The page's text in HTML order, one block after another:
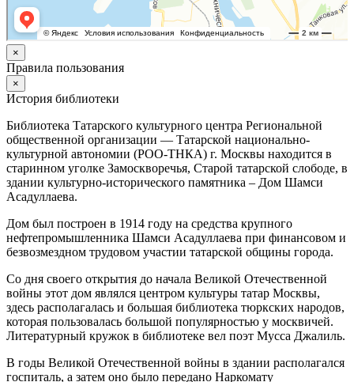
×
Правила пользования
×
История библиотеки
Библиотека Татарского культурного центра Региональной
общественной организации — Татарской национально-
культурной автономии (РОО-ТНКА) г. Москвы находится в
старинном уголке Замоскворечья, Старой татарской слободе, в
здании культурно-исторического памятника – Дом Шамси
Асадуллаева.
Дом был построен в 1914 году на средства крупного
нефтепромышленника Шамси Асадуллаева при финансовом и
безвозмездном трудовом участии татарской общины города.
Со дня своего открытия до начала Великой Отечественной
войны этот дом являлся центром культуры татар Москвы,
здесь располагалась и большая библиотека тюркских народов,
которая пользовалась большой популярностью у москвичей.
Литературный кружок в библиотеке вел поэт Мусса Джалиль.
В годы Великой Отечественной войны в здании располагался
госпиталь, а затем оно было передано Наркомату